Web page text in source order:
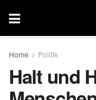
Home Politik
Halt und